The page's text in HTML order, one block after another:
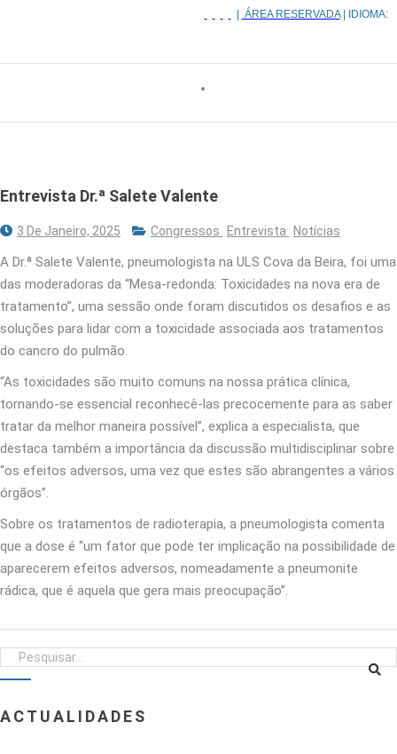
ÁREA RESERVADA| IDIOMA:
Entrevista Dr.ª Salete Valente
3 De Janeiro, 2025 Congressos Entrevista Notícias
A Dr.ª Salete Valente, pneumologista na ULS Cova da Beira, foi uma
das moderadoras da “Mesa-redonda: Toxicidades na nova era de
tratamento”, uma sessão onde foram discutidos os desafios e as
soluções para lidar com a toxicidade associada aos tratamentos
do cancro do pulmão.
“As toxicidades são muito comuns na nossa prática clínica,
tornando-se essencial reconhecê-las precocemente para as saber
tratar da melhor maneira possível”, explica a especialista, que
destaca também a importância da discussão multidisciplinar sobre
“os efeitos adversos, uma vez que estes são abrangentes a vários
órgãos”.
Sobre os tratamentos de radioterapia, a pneumologista comenta
que a dose é “um fator que pode ter implicação na possibilidade de
aparecerem efeitos adversos, nomeadamente a pneumonite
rádica, que é aquela que gera mais preocupação”.
ACTUALIDADES